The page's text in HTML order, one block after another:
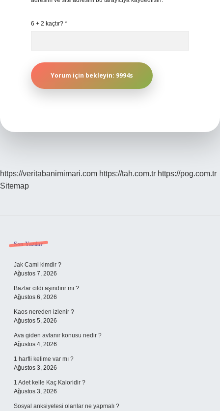
6 + 2 kaçtır? *
https://veritabanimimari.com https://tah.com.tr https://pog.com.tr
Sitemap
Sidebar
Son Yazılar
Jak Cami kimdir ?
Ağustos 7, 2026
Bazlar cildi aşındırır mı ?
Ağustos 6, 2026
Kaos nereden izlenir ?
Ağustos 5, 2026
Ava giden avlanır konusu nedir ?
Ağustos 4, 2026
1 harfli kelime var mı ?
Ağustos 3, 2026
1 Adet kelle Kaç Kaloridir ?
Ağustos 3, 2026
Sosyal anksiyetesi olanlar ne yapmalı ?